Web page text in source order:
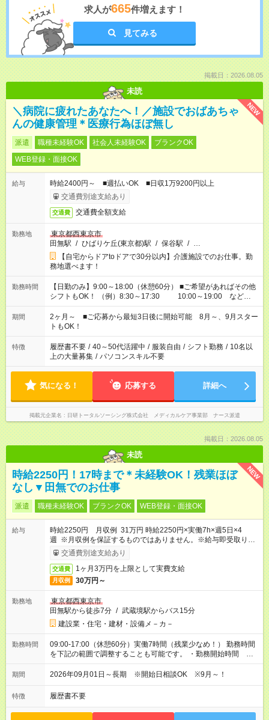
求人が665件増えます！
見てみる
掲載日：2026.08.05
未読
NEW
＼病院に疲れたあなたへ！／施設でおばあちゃ
んの健康管理＊医療行為ほぼ無し
派遣 職種未経験OK 社会人未経験OK
ブランクOK
WEB登録・面接OK
給与
時給2400円～ ■週払いOK ■日収1万9200円以上
交通費別途支給あり
交通費 交通費全額支給
勤務地
東京都西東京市
田無駅 / ひばりケ丘(東京都)駅 / 保谷駅 / …
【自宅からドアtoドアで30分以内】介護施設でのお仕事。勤
務地選べます！
勤務時間
【日勤のみ】9:00～18:00（休憩60分） ■ご希望があればその他
シフトもOK！ （例）8:30～17:30 10:00～19:00 など
「家族とお休みを合わせたい」 「できれば残業はしたくない」
など、あなたのご希望に沿ったお仕事をご紹介します！ ※Wワ
ーク希望の方へ 今ご覧のお仕事で希望する勤務時間と、もう1つ
のお仕事の勤務時間。 合計で週40時間を超える場合は応募でき
ません
期間
2ヶ月～ ■ご応募から最短3日後に開始可能 8月～、9月スター
トもOK！
特徴 履歴書不要 / 40～50代活躍中 / 服装自由 / シフト勤務 / 10名以
上の大量募集 / パソコンスキル不要
気になる！ 応募する 詳細へ
掲載元企業名 日研トータルソーシング株式会社 メディカルケア事業部 ナース派遣
掲載日：2026.08.05
未読
NEW
時給2250円！17時まで＊未経験OK！残業ほぼ
なし▼田無でのお仕事
派遣 職種未経験OK ブランクOK WEB登録・面接OK
給与
時給2250円 月収例 31万円 時給2250円×実働7h×週5日×4
週 ※月収例を保証するものではありません。※給与即受取りサ
ービス利用可（利用条件有）
交通費別途支給あり
交通費 1ヶ月3万円を上限として実費支給
月収例 30万円～
勤務地
東京都西東京市
田無駅から徒歩7分 / 武蔵境駅からバス15分
建設業・住宅・建材・設備メ－カ－
勤務時間
09:00-17:00（休憩60分）実働7時間（残業少なめ！） 勤務時間
を下記の範囲で調整することも可能です。 ・勤務開始時間
09:00～09:30 ・勤務終了時間 16:00～17:00 ・実働 05:30～
07:00
期間 2026年09月01日～長期 ※開始日相談OK ※9月～！
特徴 履歴書不要